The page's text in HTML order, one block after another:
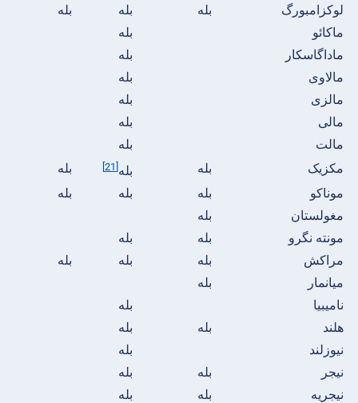
لوکزامبورگ
بله بله
بله
ماکائو
بله
ماداگاسکار
بله
مالاوی
بله
مالزی
بله
مالی
بله
مالت
بله
مکزیک
بله بله
بله
موناکو
بله بله
بله
مغولستان
بله
مونته نگرو
بله
بله
مراکش
بله بله
بله
میانمار
بله
نامیبیا
بله
هلند
بله
بله
نیوزلند
بله
نیجر
بله
بله
نیجریه
بله
بله